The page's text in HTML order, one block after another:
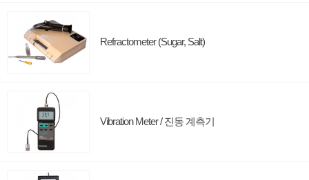
Refractometer (Sugar, Salt)
Vibration Meter / 진동 계측기